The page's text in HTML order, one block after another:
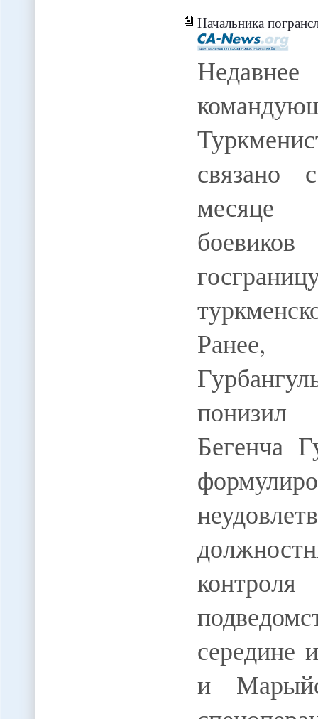
Начальника
связано
месяце
Ранее,
понизил
Бегенча
середине
и